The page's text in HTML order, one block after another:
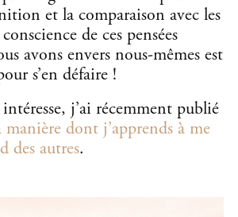
et la comparaison avec les
de ces pensées
avons envers nous-mêmes est
s’en défaire !
j’ai récemment publié
dont j’apprends à me
des autres.